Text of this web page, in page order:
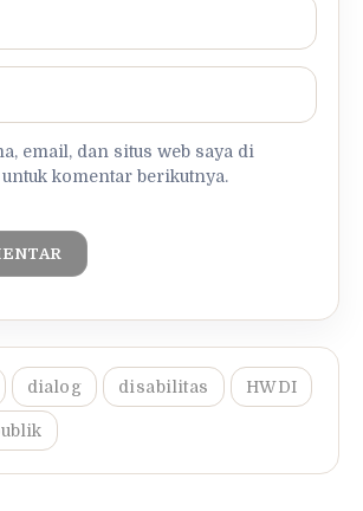
email, dan situs web saya di
komentar berikutnya.
dialog disabilitas HWDI